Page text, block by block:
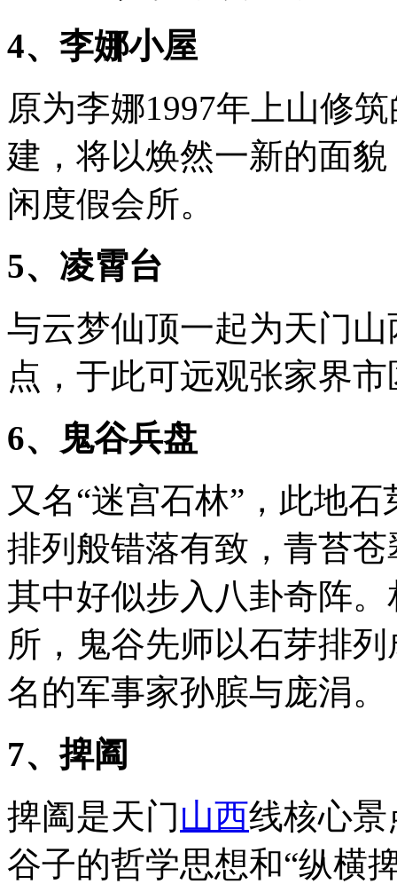
4、李娜小屋
原为李娜1997年上山修
建，将以焕然一新的面
闲度假会所。
5、凌霄台
与云梦仙顶一起为天门
点，于此可远观张家界
6、鬼谷兵盘
又名“迷宫石林”，此地
排列般错落有致，青苔
其中好似步入八卦奇阵
所，鬼谷先师以石芽排
名的军事家孙膑与庞涓。
7、捭阖
捭阖是天门山西线核心
谷子的哲学思想和“纵横